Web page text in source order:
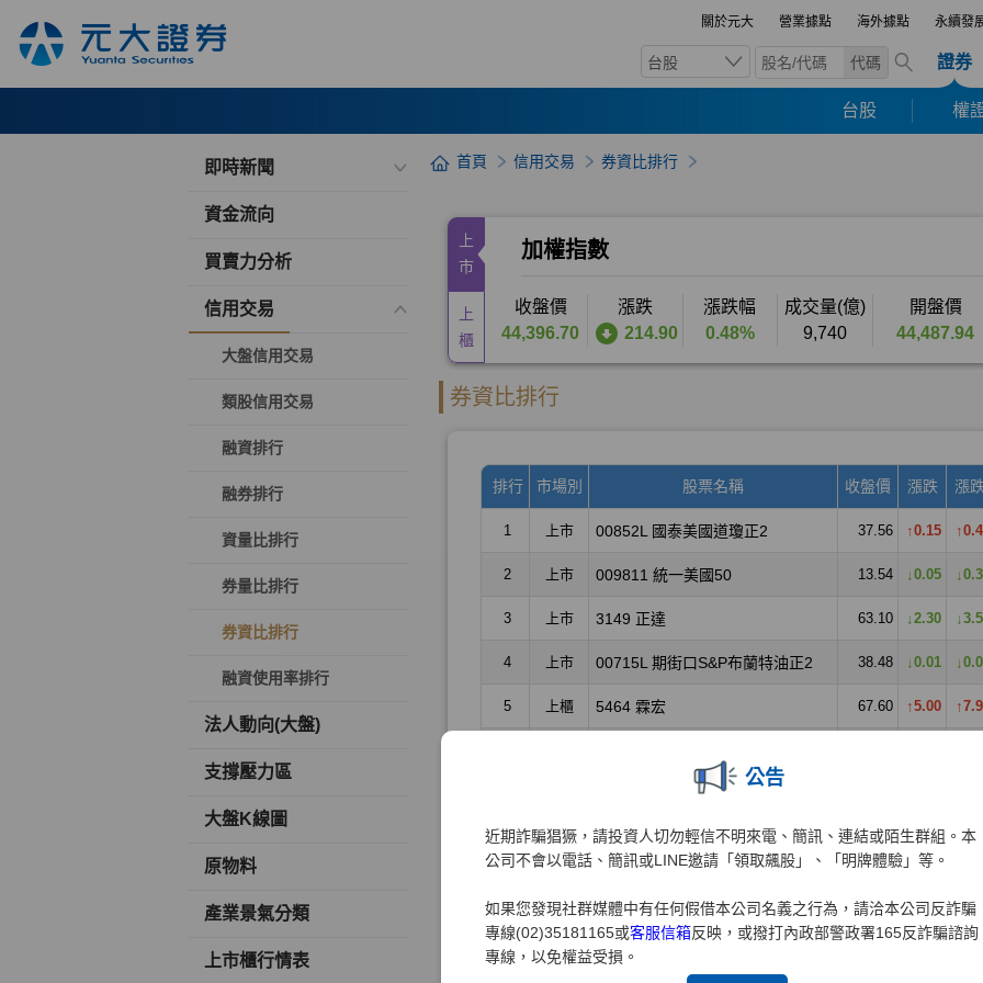
關於元大 營業據點 海外據點 永續發
台股 代碼 證券
台股 權
公告
近期詐騙猖獗，請投資人切勿輕信不明來電、簡訊、連結或陌生群組。本
公司不會以電話、簡訊或LINE邀請「領取飆股」、「明牌體驗」等。
如果您發現社群媒體中有任何假借本公司名義之行為，請洽本公司反詐騙
專線(02)35181165或客服信箱反映，或撥打內政部警政署165反詐騙諮詢
專線，以免權益受損。
即時新聞
資金流向
買賣力分析
信用交易
大盤信用交易
類股信用交易
融資排行
融券排行
資量比排行
券量比排行
券資比排行
融資使用率排行
法人動向(大盤)
支撐壓力區
大盤K線圖
原物料
產業景氣分類
上市櫃行情表
首頁 信用交易 券資比排行